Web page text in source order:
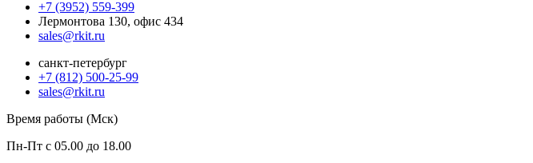
+7 (3952) 559-399
Лермонтова 130, офис 434
sales@rkit.ru
санкт-петербург
+7 (812) 500-25-99
sales@rkit.ru
Время работы (Мск)
Пн-Пт с 05.00 до 18.00